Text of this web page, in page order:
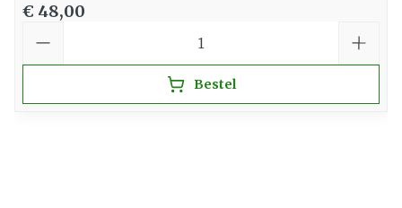
€ 48,00
Bestel